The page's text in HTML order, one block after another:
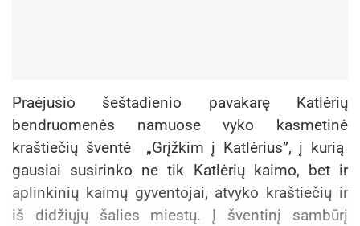
Praėjusio šeštadienio pavakarę Katlėrių
bendruomenės namuose vyko kasmetinė
kraštiečių šventė „Grįžkim į Katlėrius”, į kurią
gausiai susirinko ne tik Katlėrių kaimo, bet ir
aplinkinių kaimų gyventojai, atvyko kraštiečių ir
iš didžiųjų šalies miestų. Į šventinį sambūrį